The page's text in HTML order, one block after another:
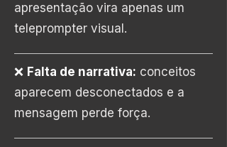
apresentação vira apenas um
teleprompter visual.
❌ Falta de narrativa: conceitos
aparecem desconectados e a
mensagem perde força.